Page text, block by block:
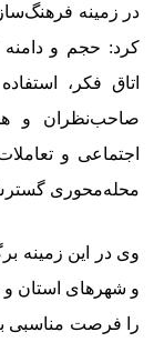
در زمینه
کرد: حجم و دامنه
اتاق فکر،
صاحب‌نظران و
اجتماعی و
محله‌محوری
وی در این زمینه
و شهرهای استان و
را فرصت مناسبی